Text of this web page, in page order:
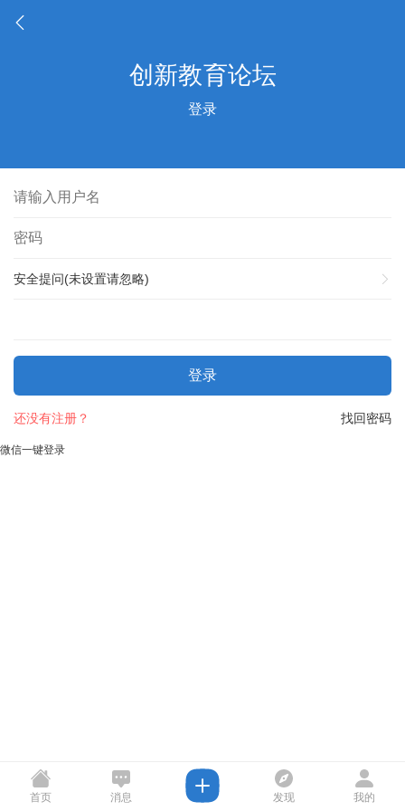
登录
安全提问(未设置请忽略)
登录
找回密码
还没有注册？
微信一键登录
首页 消息 发现 我的